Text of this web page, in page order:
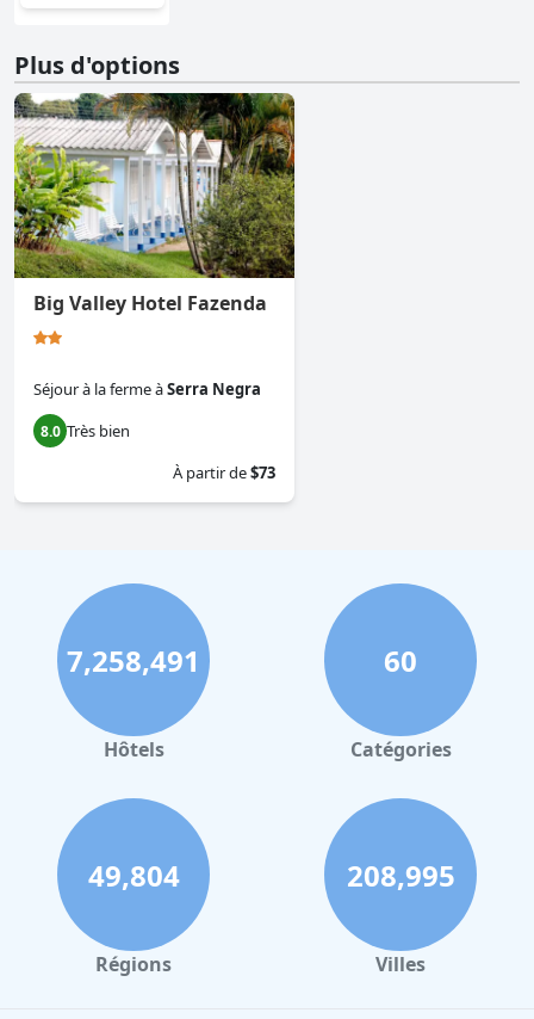
Plus d'options
Big Valley Hotel Fazenda
Séjour à la fermeàSerra Negra
8.0 Très bien
À partir de$73
7,258,491
Hôtels
60
Catégories
49,804
Régions
208,995
Villes